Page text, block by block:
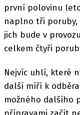
první polovinu
naplno tři
jich bude v
celkem čtyři
Nejvíc uhlí, které
další míří k
možného dalšího